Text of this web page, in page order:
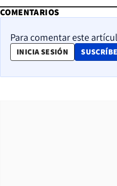
COMENTARIOS
Para comentar este
INICIA SESIÓN OPENS IN